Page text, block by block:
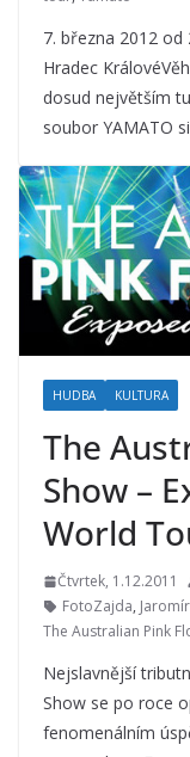
7. března 2012
Hradec
dosud největším
soubor YAMATO
HUDBA KULTURA
The
Show –
World
Čtvrtek, 1.12.2011
FotoZajda,
The Australian Pink
Nejslavnější
Show se po roce
fenomenálním